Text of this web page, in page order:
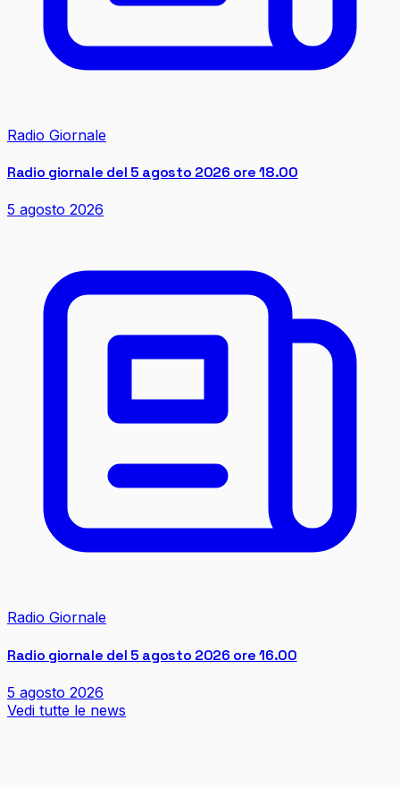
Radio Giornale
Radio giornale del 5 agosto 2026 ore 18.00
5 agosto 2026
Radio Giornale
Radio giornale del 5 agosto 2026 ore 16.00
5 agosto 2026
Vedi tutte le news